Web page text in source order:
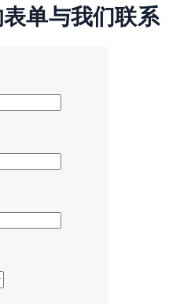
单与我们联系